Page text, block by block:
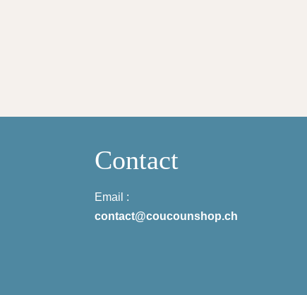
Contact
Email :
contact@coucounshop.ch